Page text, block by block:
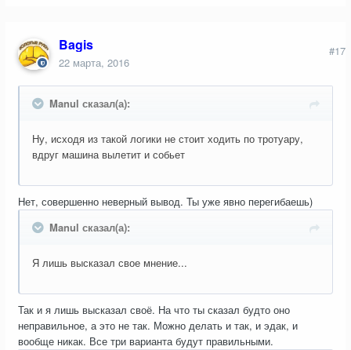
Bagis
22 марта, 2016
#17
Manul сказал(а):
Ну, исходя из такой логики не стоит ходить по тротуару,
вдруг машина вылетит и собьет
Нет, совершенно неверный вывод. Ты уже явно перегибаешь)
Manul сказал(а):
Я лишь высказал свое мнение...
Так и я лишь высказал своё. На что ты сказал будто оно
неправильное, а это не так. Можно делать и так, и эдак, и
вообще никак. Все три варианта будут правильными.